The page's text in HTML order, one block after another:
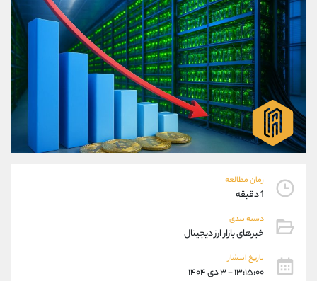
زمان مطالعه
1 دقیقه
دسته بندی
خبرهای بازار ارز دیجیتال
تاریخ انتشار
۱۳:۱۵:۰۰ - ۳ دی ۱۴۰۴
واتساپ شروع گفتگو
تلگرام @Armteam_admin_104
داخلی
پشتیبان فروش (یوسف فرخنده)
موبایل
واتساپ
تلگرام @Armteam_admin_33
پشتیبان فروش
موبایل
واتساپ
تلگرام
داخلی